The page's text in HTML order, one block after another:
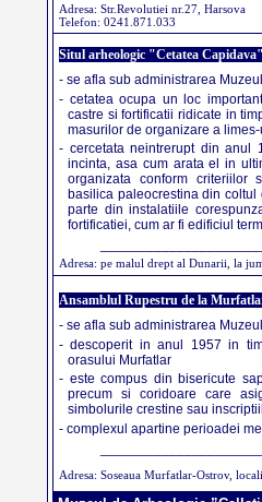
Adresa: Str.Revolutiei nr.27, Harsova
Telefon: 0241.871.033
Situl arheologic "Cetatea
- se afla sub administrarea
- cetatea ocupa un loc
castre si fortificatii ridicate in
masurilor de organizare a
- cercetata neintrerupt din anul
incinta, asa cum arata el in
organizata conform criteriilor
basilica paleocrestina din
parte din instalatiile
fortificatiei, cum ar fi edificiul
Adresa: pe malul drept al Dunarii, la
Ansamblul Rupestru de la
- se afla sub administrarea
- descoperit in anul 1957 in
orasului Murfatlar
- este compus din bisericute
precum si coridoare care
simbolurile crestine sau
- complexul apartine perioadei
Adresa: Soseaua Murfatlar-Ostrov,